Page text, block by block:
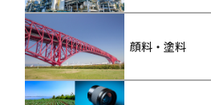
顔料・塗料